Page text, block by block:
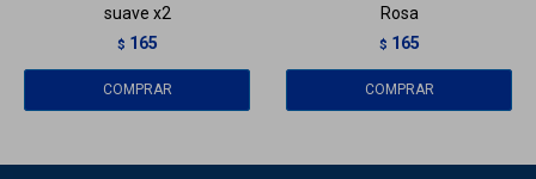
suave x2
$ 165
Rosa
$ 165